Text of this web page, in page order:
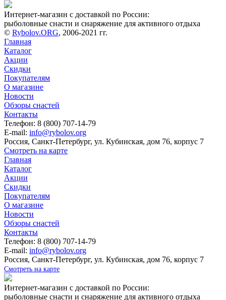
Интернет-магазин с доставкой по России:
рыболовные снасти и снаряжение для активного отдыха
© Rybolov.ORG, 2006-2021 гг.
Главная
Каталог
Акции
Скидки
Покупателям
О магазине
Новости
Обзоры снастей
Контакты
Телефон: 8 (800) 707-14-79
E-mail: info@rybolov.org
Россия, Санкт-Петербург, ул. Кубинская, дом 76, корпус 7
Смотреть на карте
Главная
Каталог
Акции
Скидки
Покупателям
О магазине
Новости
Обзоры снастей
Контакты
Телефон: 8 (800) 707-14-79
E-mail: info@rybolov.org
Россия, Санкт-Петербург, ул. Кубинская, дом 76, корпус 7
Смотреть на карте
Интернет-магазин с доставкой по России:
рыболовные снасти и снаряжение для активного отдыха